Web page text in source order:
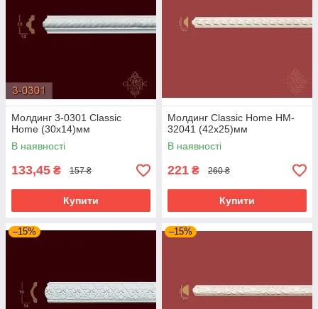
Молдинг 3-0301 Classic
Home (30x14)мм
В наявності
133,45 ₴ 157 ₴
Купити
Молдинг Classic Home HM-
32041 (42х25)мм
В наявності
221 ₴ 260 ₴
Купити
–15% –15%